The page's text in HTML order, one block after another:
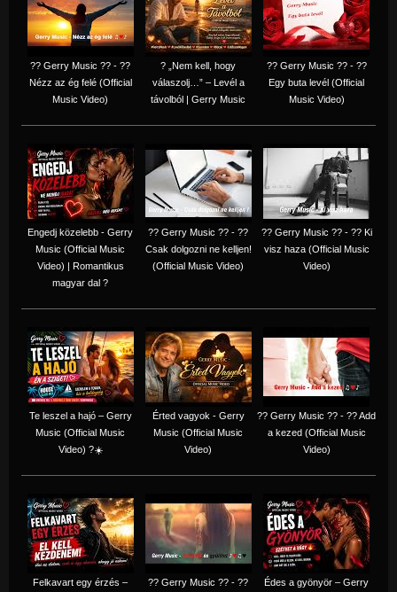
?? Gerry Music ?? - ??
Nézz az ég felé (Official
Music Video)
? „Nem kell, hogy
válaszolj…” – Levél a
távolból | Gerry Music
?? Gerry Music ?? - ??
Egy buta levél (Official
Music Video)
Engedj közelebb - Gerry
Music (Official Music
Video) | Romantikus
magyar dal ?
?? Gerry Music ?? - ??
Csak dolgozni ne kelljen!
(Official Music Video)
?? Gerry Music ?? - ?? Ki
visz haza (Official Music
Video)
Te leszel a hajó – Gerry
Music (Official Music
Video) ?☀️
Érted vagyok - Gerry
Music (Official Music
Video)
?? Gerry Music ?? - ?? Add
a kezed (Official Music
Video)
Felkavart egy érzés –
?? Gerry Music ?? - ??
Édes a gyönyör – Gerry